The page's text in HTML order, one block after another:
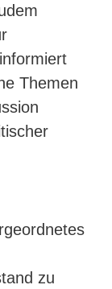
Themen
zu